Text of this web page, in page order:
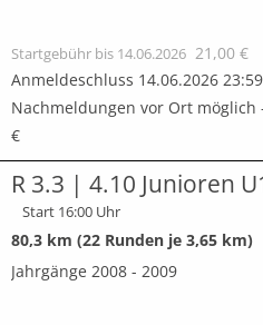
Startgebühr bis 14.06.2026 21,00 €
Anmeldeschluss 14.06.2026
Nachmeldungen vor Ort möglich
€
R 3.3 | 4.10 Junioren
Start 16:00 Uhr
80,3 km (22 Runden je 3,65 km)
Jahrgänge 2008 - 2009